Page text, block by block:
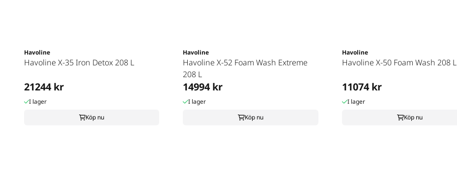
Havoline
Havoline X-35 Iron Detox 208 L
21244 kr
I lager
Köp nu
Havoline
Havoline X-52 Foam Wash Extreme
208 L
14994 kr
I lager
Köp nu
Havoline
Havoline X-50 Foam Wash 208 L
11074 kr
I lager
Köp nu